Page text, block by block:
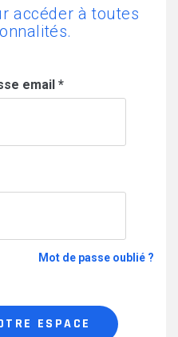
accéder à toutes
email *
Mot de passe oublié ?
ESPACE